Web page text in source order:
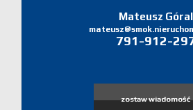
Mateusz Góral
791-912-
zostaw wiadomość